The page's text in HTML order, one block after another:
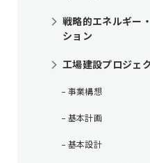
戦略的エネルギー
ション
工場建設プロジェ
事業構想
基本計画
基本設計